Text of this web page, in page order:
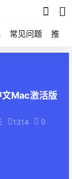
常见问题 推荐
Mac激活版
1314 0